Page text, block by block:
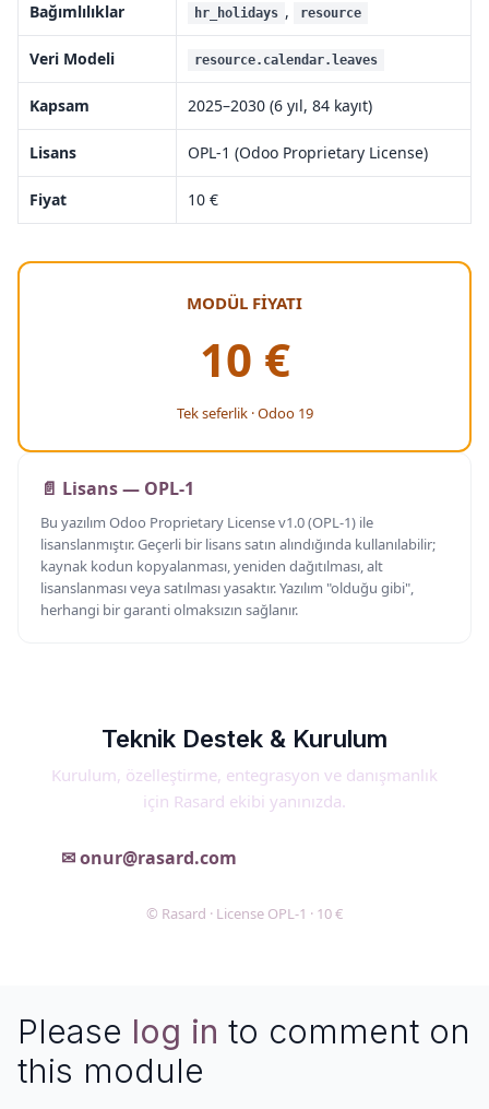
Bağımlılıklar hr_holidays , resource
Veri Modeli resource.calendar.leaves
Kapsam 2025–2030 (6 yıl, 84 kayıt)
Lisans OPL-1 (Odoo Proprietary License)
Fiyat 10 €
MODÜL FİYATI
10 €
Tek seferlik · Odoo 19
📄 Lisans — OPL-1
Bu yazılım Odoo Proprietary License v1.0 (OPL-1) ile
lisanslanmıştır. Geçerli bir lisans satın alındığında kullanılabilir;
kaynak kodun kopyalanması, yeniden dağıtılması, alt
lisanslanması veya satılması yasaktır. Yazılım "olduğu gibi",
herhangi bir garanti olmaksızın sağlanır.
Teknik Destek & Kurulum
Kurulum, özelleştirme, entegrasyon ve danışmanlık
için Rasard ekibi yanınızda.
✉ onur@rasard.com
© Rasard · License OPL-1 · 10 €
Please log in to comment on
this module